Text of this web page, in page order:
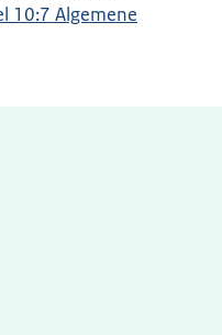
10:7 Algemene